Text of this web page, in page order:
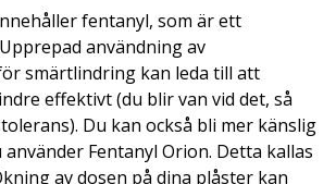
fentanyl, som är ett
användning av
smärtlindring kan leda till att
effektivt (du blir van vid det, så
Du kan också bli mer känslig
Fentanyl Orion. Detta kallas
av dosen på dina plåster kan